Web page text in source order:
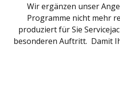
Wir ergänzen unser
Programme nicht mehr
produziert für Sie
besonderen Auftritt. Damit